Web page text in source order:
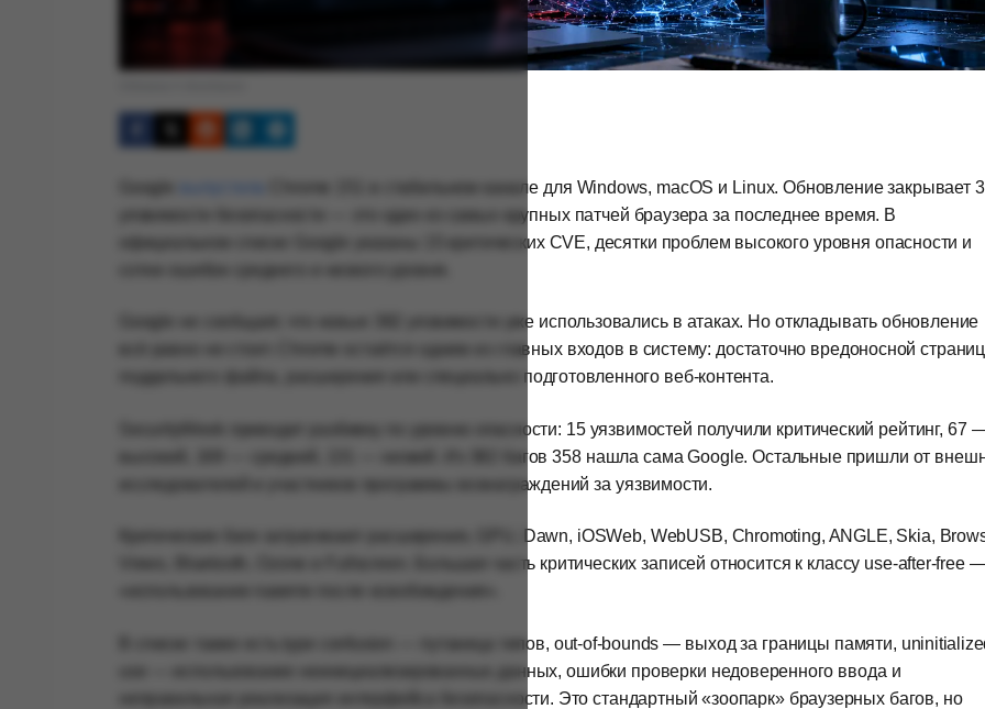
Chrome 151 в стабильном канале для Windows, macOS и Linux. Обновление закрывает
уязвимости безопасности — это один из самых крупных патчей браузера за последнее время. В
официальном списке Google указаны 15 критических CVE, десятки проблем высокого уровня опасности и
Google не сообщает, что новые 382 уязвимости уже использовались в атаках. Но откладывать обновление
всё равно не стоит. Chrome остаётся одним из главных входов в систему: достаточно вредоносной
поддельного файла, расширения или специально подготовленного веб-контента.
SecurityWeek приводит разбивку по уровню опасности: 15 уязвимостей получили критический рейтинг, 67
высокий, 169 — средний, 131 — низкий. Из 382 багов 358 нашла сама Google. Остальные пришли от
исследователей и участников программы вознаграждений за уязвимости.
Критические баги затрагивают расширения, GPU, Dawn, iOSWeb, WebUSB, Chromoting, ANGLE, Skia,
Views, Bluetooth, Ozone и Fullscreen. Большая часть критических записей относится к классу use-after-free
В списке также есть type confusion — путаница типов, out-of-bounds — выход за границы памяти,
use — использование неинициализированных данных, ошибки проверки недоверенного ввода и
неправильная реализация интерфейса безопасности. Это стандартный «зоопарк» браузерных багов, но